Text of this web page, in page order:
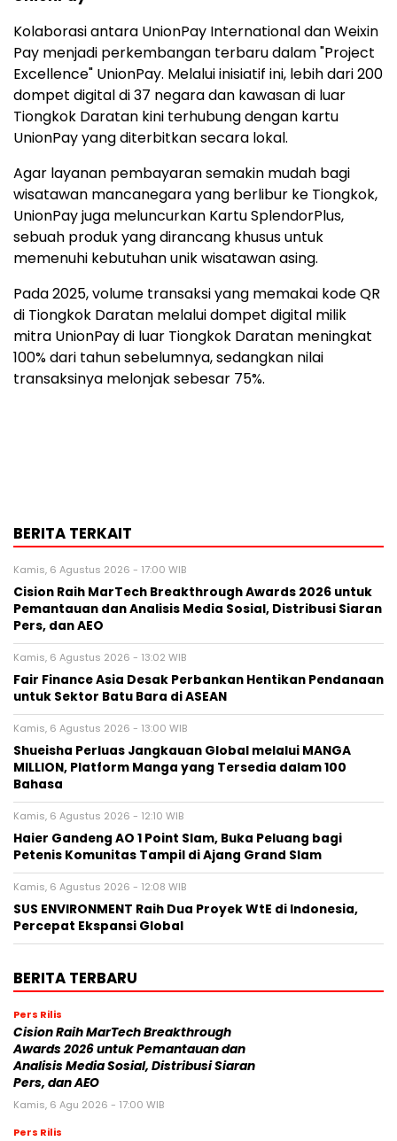
Kolaborasi antara UnionPay International dan Weixin
Pay menjadi perkembangan terbaru dalam "Project
Excellence" UnionPay. Melalui inisiatif ini, lebih dari 200
dompet digital di 37 negara dan kawasan di luar
Tiongkok Daratan kini terhubung dengan kartu
UnionPay yang diterbitkan secara lokal.
Agar layanan pembayaran semakin mudah bagi
wisatawan mancanegara yang berlibur ke Tiongkok,
UnionPay juga meluncurkan Kartu SplendorPlus,
sebuah produk yang dirancang khusus untuk
memenuhi kebutuhan unik wisatawan asing.
Pada 2025, volume transaksi yang memakai kode QR
di Tiongkok Daratan melalui dompet digital milik
mitra UnionPay di luar Tiongkok Daratan meningkat
100% dari tahun sebelumnya, sedangkan nilai
transaksinya melonjak sebesar 75%.
BERITA TERKAIT
Kamis, 6 Agustus 2026 - 17:00 WIB
Cision Raih MarTech Breakthrough Awards 2026 untuk
Pemantauan dan Analisis Media Sosial, Distribusi Siaran
Pers, dan AEO
Kamis, 6 Agustus 2026 - 13:02 WIB
Fair Finance Asia Desak Perbankan Hentikan Pendanaan
untuk Sektor Batu Bara di ASEAN
Kamis, 6 Agustus 2026 - 13:00 WIB
Shueisha Perluas Jangkauan Global melalui MANGA
MILLION, Platform Manga yang Tersedia dalam 100
Bahasa
Kamis, 6 Agustus 2026 - 12:10 WIB
Haier Gandeng AO 1 Point Slam, Buka Peluang bagi
Petenis Komunitas Tampil di Ajang Grand Slam
Kamis, 6 Agustus 2026 - 12:08 WIB
SUS ENVIRONMENT Raih Dua Proyek WtE di Indonesia,
Percepat Ekspansi Global
BERITA TERBARU
Pers Rilis
Cision Raih MarTech Breakthrough
Awards 2026 untuk Pemantauan dan
Analisis Media Sosial, Distribusi Siaran
Pers, dan AEO
Kamis, 6 Agu 2026 - 17:00 WIB
Pers Rilis